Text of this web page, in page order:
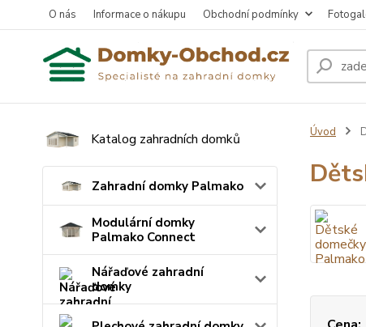
O nás Informace o nákupu Obchodní podmínky
Katalog zahradních domků
Zahradní domky Palmako
Modulární domky
Palmako Connect
Nářaďové zahradní
domky
Úvod